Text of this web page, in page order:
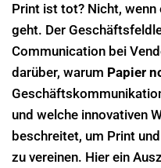
Print ist tot? Nicht, wenn
geht. Der
Communication bei
darüber, warum Papier
und welche innovativen
beschreitet, um Print
zu vereinen. Hier ein